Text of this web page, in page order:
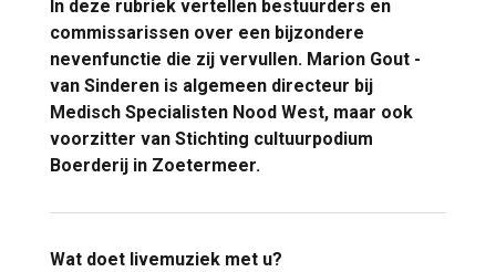
In deze rubriek vertellen bestuurders en
commissarissen over een bijzondere
nevenfunctie die zij vervullen. Marion Gout -
van Sinderen is algemeen directeur bij
Medisch Specialisten Nood West, maar ook
voorzitter van Stichting cultuurpodium
Boerderij in Zoetermeer.
Wat doet livemuziek met u?